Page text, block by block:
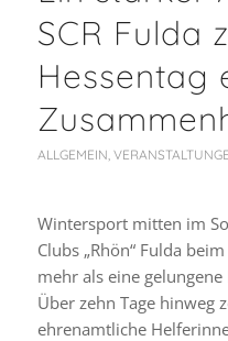
SCR Fulda
Hessentag
ALLGEMEIN,
Wintersport mitten im
Clubs „Rhön“ Fulda
mehr als eine
Über zehn Tage hinweg
ehrenamtliche